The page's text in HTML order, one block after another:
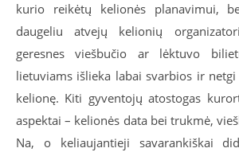
kurio reikėtų kelionės planavimui,
daugeliu atvejų kelionių
geresnes viešbučio ar lėktuvo
lietuviams išlieka labai svarbios ir
kelionę. Kiti gyventojų atostogas
aspektai – kelionės data bei trukmė,
Na, o keliaujantieji savarankiškai